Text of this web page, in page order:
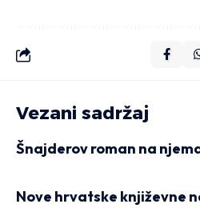
Vezani sadržaj
Šnajderov roman na
Nove hrvatske književne